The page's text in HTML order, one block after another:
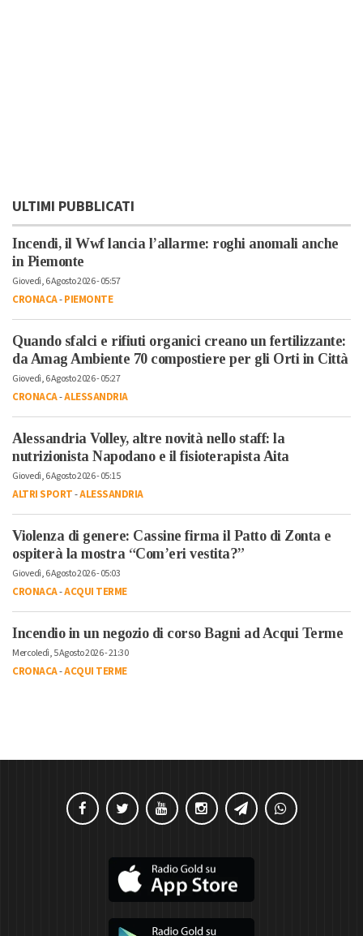
ULTIMI PUBBLICATI
Incendi, il Wwf lancia l’allarme: roghi anomali anche
in Piemonte
Giovedì, 6 Agosto 2026 - 05:57
CRONACA-PIEMONTE
Quando sfalci e rifiuti organici creano un fertilizzante:
da Amag Ambiente 70 compostiere per gli Orti in Città
Giovedì, 6 Agosto 2026 - 05:27
CRONACA-ALESSANDRIA
Alessandria Volley, altre novità nello staff: la
nutrizionista Napodano e il fisioterapista Aita
Giovedì, 6 Agosto 2026 - 05:15
ALTRI SPORT-ALESSANDRIA
Violenza di genere: Cassine firma il Patto di Zonta e
ospiterà la mostra “Com’eri vestita?”
Giovedì, 6 Agosto 2026 - 05:03
CRONACA-ACQUI TERME
Incendio in un negozio di corso Bagni ad Acqui Terme
Mercoledì, 5 Agosto 2026 - 21:30
CRONACA-ACQUI TERME